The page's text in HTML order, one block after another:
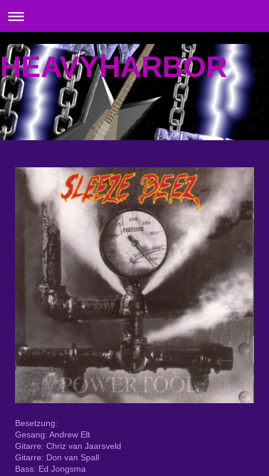
HEAVYHARBOR
Besetzung:
Gesang: Andrew Elt
Gitarre: Chriz van Jaarsveld
Gitarre: Don van Spall
Bass: Ed Jongsma